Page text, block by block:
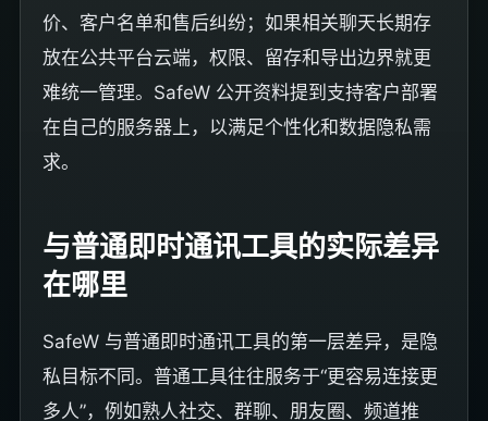
价、客户名单和售后纠纷；如果相关聊天长期存
放在公共平台云端，权限、留存和导出边界就更
难统一管理。SafeW 公开资料提到支持客户部署
在自己的服务器上，以满足个性化和数据隐私需
求。
与普通即时通讯工具的实际差异
在哪里
SafeW 与普通即时通讯工具的第一层差异，是隐
私目标不同。普通工具往往服务于“更容易连接更
多人”，例如熟人社交、群聊、朋友圈、频道推